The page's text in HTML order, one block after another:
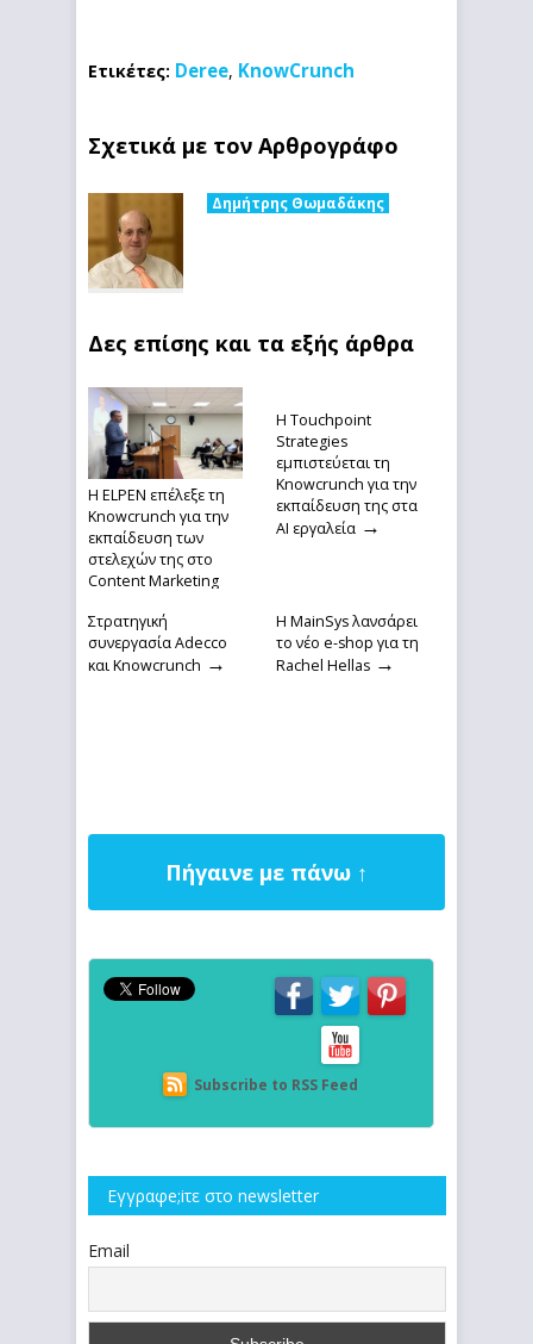
Ετικέτες: Deree, KnowCrunch
Σχετικά με τον Αρθρογράφο
Δημήτρης Θωμαδάκης
Δες επίσης και τα εξής άρθρα
Η ELPEN επέλεξε τη
Knowcrunch για την
εκπαίδευση των
στελεχών της στο
Content Marketing
→
Η Touchpoint
Strategies
εμπιστεύεται τη
Knowcrunch για την
εκπαίδευση της στα
ΑΙ εργαλεία →
Στρατηγική
συνεργασία Adecco
και Knowcrunch →
Η MainSys λανσάρει
το νέο e-shop για τη
Rachel Hellas →
Πήγαινε με πάνω ↑
Subscribe to RSS Feed
Εγγραφe;iτε στο newsletter
Email